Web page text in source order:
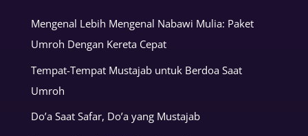
Mengenal Lebih Mengenal Nabawi Mulia: Paket
Umroh Dengan Kereta Cepat
Tempat-Tempat Mustajab untuk Berdoa Saat
Umroh
Do’a Saat Safar, Do’a yang Mustajab